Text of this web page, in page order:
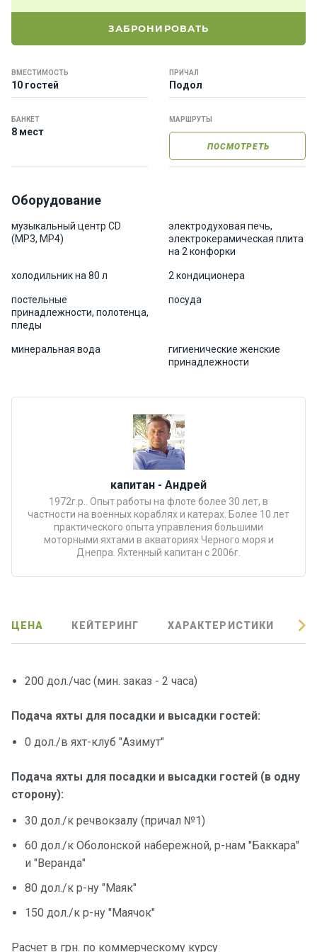
ЗАБРОНИРОВАТЬ
ВМЕСТИМОСТЬ
10 гостей
ПРИЧАЛ
Подол
БАНКЕТ
8 мест
МАРШРУТЫ
ПОСМОТРЕТЬ
Оборудование
музыкальный центр CD
(MP3, MP4)
электродуховая печь,
электрокерамическая плита
на 2 конфорки
холодильник на 80 л 2 кондиционера
постельные
принадлежности, полотенца,
пледы
посуда
минеральная вода
гигиенические женские
принадлежности
капитан - Андрей
1972г.р.. Опыт работы на флоте более 30 лет, в
частности на военных кораблях и катерах. Более 10 лет
практического опыта управления большими
моторными яхтами в акваториях Черного моря и
Днепра. Яхтенный капитан с 2006г.
ЦЕНА КЕЙТЕРИНГ ХАРАКТЕРИСТИКИ
200 дол./час (мин. заказ - 2 часа)
Подача яхты для посадки и высадки гостей:
0 дол./в яхт-клуб "Азимут"
Подача яхты для посадки и высадки гостей (в одну
сторону):
30 дол./к речвокзалу (причал №1)
60 дол./к Оболонской набережной, р-нам "Баккара"
и "Веранда"
80 дол./к р-ну "Маяк"
150 дол./к р-ну "Маячок"
Расчет в грн. по коммерческому курсу
р
О нас
ммы
отдыха
чные
прогулк
и